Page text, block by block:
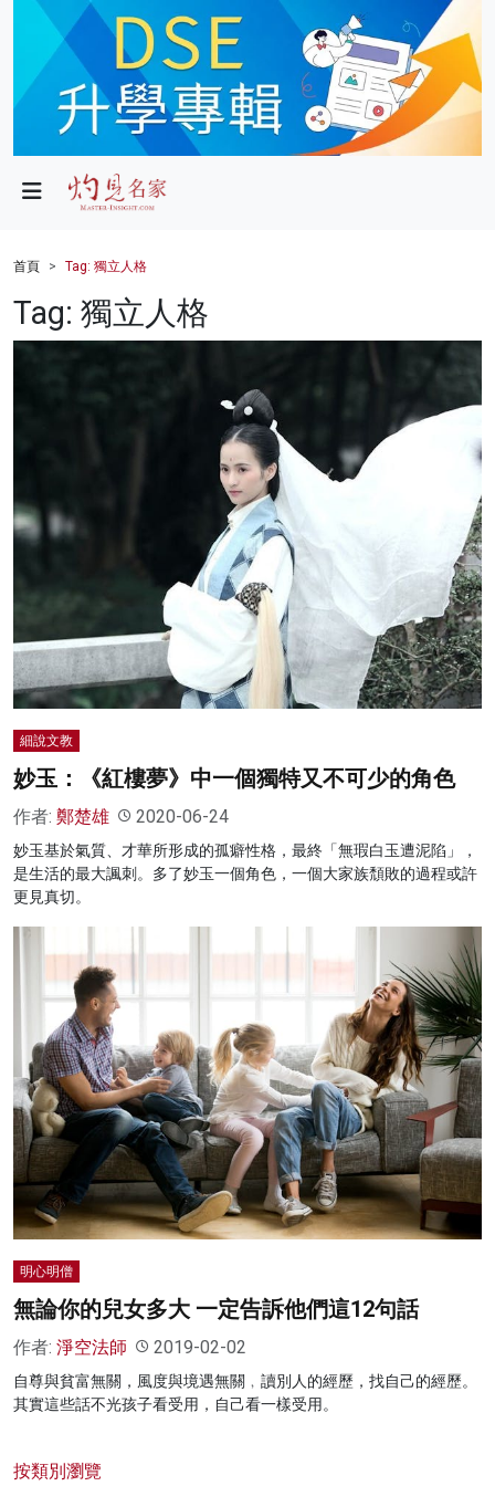
政局
財經
健康
名家榜
首頁 Tag: 獨立人格
Tag: 獨立人格
細說文教
妙玉：《紅樓夢》中一個獨特又不可少的角色
作者: 鄭楚雄 2020-06-24
妙玉基於氣質、才華所形成的孤癖性格，最終「無瑕白玉遭泥陷」，
是生活的最大諷刺。多了妙玉一個角色，一個大家族頹敗的過程或許
更見真切。
明心明僧
無論你的兒女多大 一定告訴他們這12句話
作者: 淨空法師 2019-02-02
自尊與貧富無關，風度與境遇無關﹐讀別人的經歷，找自己的經歷。
其實這些話不光孩子看受用，自己看一樣受用。
按類別瀏覽